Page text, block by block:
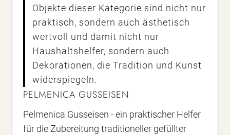
Objekte dieser Kategorie sind nicht nur
praktisch, sondern auch ästhetisch
wertvoll und damit nicht nur
Haushaltshelfer, sondern auch
Dekorationen, die Tradition und Kunst
widerspiegeln.
PELMENICA GUSSEISEN
Pelmenica Gusseisen - ein praktischer Helfer
für die Zubereitung traditioneller gefüllter